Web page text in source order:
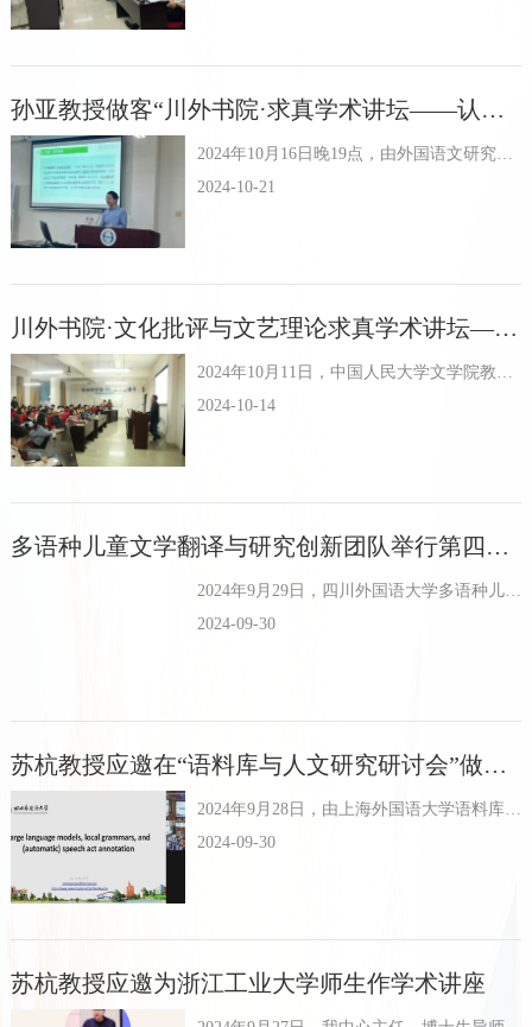
孙亚教授做客“川外书院·求真学术讲坛——认知语言学第十讲”
2024-10-21
川外书院·文化批评与文艺理论求真学术讲坛——人大马元龙教授精神分析学讲座成功举办
2024-10-14
多语种儿童文学翻译与研究创新团队举行第四次学术沙龙
2024年9月29日，四川外国语大学多语种儿童文学翻译与研究创新团队成功举办了第四次学术沙龙活动。本次沙龙由文永超教授主讲，他演讲的题目是“文学的认知研究进路”。我中心姜淑芹以及团队成员黄俊...
2024-09-30
苏杭教授应邀在“语料库与人文研究研讨会”做主旨报告
2024年9月28日，由上海外国语大学语料库研究院举办的“语料库与人文研究研讨会暨语料库与人文研究专业委员会成立会”于上海外国语大学松江校区举行，来自上海外国语大学、北京航空航天大学等国内知名高校...
2024-09-30
苏杭教授应邀为浙江工业大学师生作学术讲座